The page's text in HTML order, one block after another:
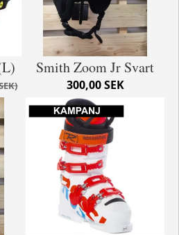
Smith Zoom Jr Svart
300,00 SEK